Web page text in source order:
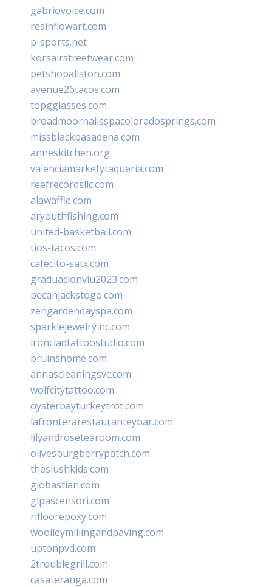
gabriovoice.com
resinflowart.com
p-sports.net
korsairstreetwear.com
petshopallston.com
avenue26tacos.com
topgglasses.com
broadmoornailsspacoloradosprings.com
missblackpasadena.com
anneskitchen.org
valenciamarketytaqueria.com
reefrecordsllc.com
alawaffle.com
aryouthfishing.com
united-basketball.com
tios-tacos.com
cafecito-satx.com
graduacionviu2023.com
pecanjackstogo.com
zengardendayspa.com
sparklejewelryinc.com
ironcladtattoostudio.com
bruinshome.com
annascleaningsvc.com
wolfcitytattoo.com
oysterbayturkeytrot.com
lafronterarestauranteybar.com
lilyandrosetearoom.com
olivesburgberrypatch.com
theslushkids.com
giobastian.com
glpascensori.com
rifloorepoxy.com
woolleymillingandpaving.com
uptonpvd.com
2troublegrill.com
casateranga.com